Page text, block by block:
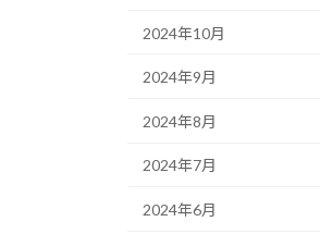
2024年10月
2024年9月
2024年8月
2024年7月
2024年6月